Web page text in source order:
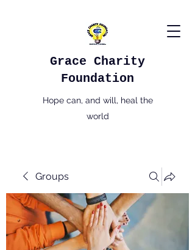
Grace Charity
Foundation
Hope can, and will, heal the
world
Groups